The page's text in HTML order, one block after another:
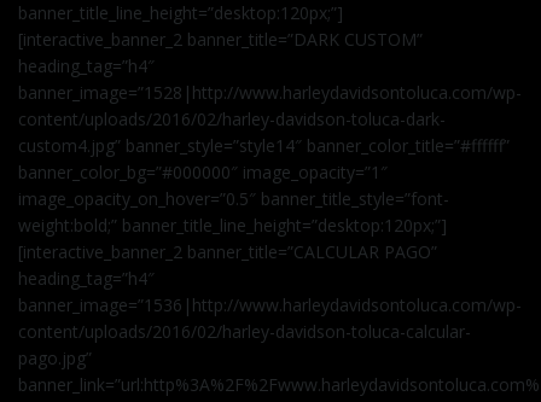
banner_title_line_height=”desktop:120px;”]
[interactive_banner_2 banner_title=”DARK CUSTOM”
heading_tag=”h4″
banner_image=”1528|http://www.harleydavidsontoluca.com/wp-
content/uploads/2016/02/harley-davidson-toluca-dark-
custom4.jpg” banner_style=”style14″ banner_color_title=”#ffffff”
banner_color_bg=”#000000″ image_opacity=”1″
image_opacity_on_hover=”0.5″ banner_title_style=”font-
weight:bold;” banner_title_line_height=”desktop:120px;”]
[interactive_banner_2 banner_title=”CALCULAR PAGO”
heading_tag=”h4″
banner_image=”1536|http://www.harleydavidsontoluca.com/wp-
content/uploads/2016/02/harley-davidson-toluca-calcular-
pago.jpg”